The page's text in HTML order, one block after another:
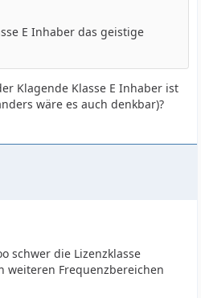
E Inhaber das geistige
Klagende Klasse E Inhaber ist
wäre es auch denkbar)?
schwer die Lizenzklasse
weiteren Frequenzbereichen